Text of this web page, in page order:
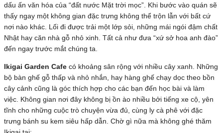
dấu ấn văn hóa của “đất nước Mặt trời mọc”. Khi bước vào quán sẽ
thấy ngay một không gian đặc trưng không thể trộn lẫn với bất cứ
nơi nào khác. Lối đi được trải một lớp sỏi, những mái ngói đậm chất
Nhật hay căn nhà gỗ nhỏ xinh. Tất cả như đưa “xứ sở hoa anh đào”
đến ngay trước mắt chúng ta.
Ikigai Garden Cafe có khoảng sân rộng với nhiều cây xanh. Những
bộ bàn ghế gỗ thấp và nhỏ nhắn, hay hàng ghế chạy dọc theo bồn
cây cảnh cũng là góc thích hợp cho các bạn đến học bài và làm
việc. Không gian nơi đây không bị ồn ào nhiều bởi tiếng xe cộ, yên
tĩnh cho những cuộc trò chuyện vừa đủ, cùng ly cà phê với đặc
trưng bánh su kem siêu hấp dẫn. Chờ gì nữa mà không ghé thăm